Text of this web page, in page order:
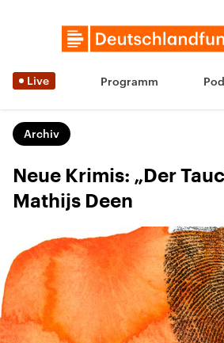
Live Programm
Archiv
Neue Krimis: „Der
Mathijs Deen